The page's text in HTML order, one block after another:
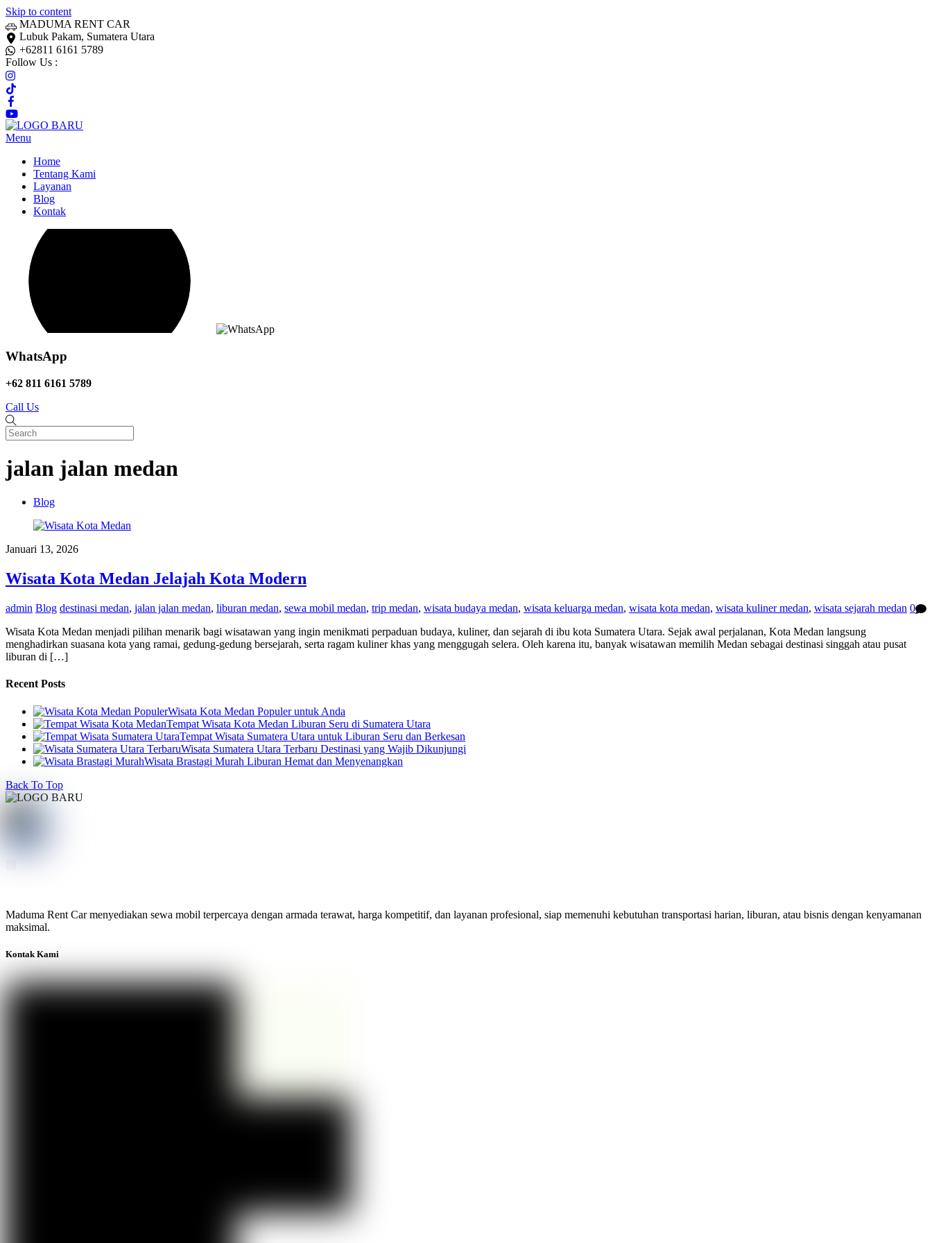
Skip to content
MADUMA RENT CAR
Lubuk Pakam, Sumatera Utara
+62811 6161 5789
Follow Us :
Menu
Home
Tentang Kami
Layanan
Blog
Kontak
WhatsApp
+62 811 6161 5789
Call Us
jalan jalan medan
Blog
Januari 13, 2026
Wisata Kota Medan Jelajah Kota Modern
admin Blog destinasi medan, jalan jalan medan, liburan medan, sewa mobil medan, trip medan, wisata budaya medan, wisata keluarga medan, wisata kota medan, wisata kuliner medan, wisata sejarah medan 0
Wisata Kota Medan menjadi pilihan menarik bagi wisatawan yang ingin menikmati perpaduan budaya, kuliner, dan sejarah di ibu kota Sumatera Utara. Sejak awal perjalanan, Kota Medan langsung
menghadirkan suasana kota yang ramai, gedung-gedung bersejarah, serta ragam kuliner khas yang menggugah selera. Oleh karena itu, banyak wisatawan memilih Medan sebagai destinasi singgah atau pusat
liburan di […]
Recent Posts
Wisata Kota Medan Populer untuk Anda
Tempat Wisata Kota Medan Liburan Seru di Sumatera Utara
Tempat Wisata Sumatera Utara untuk Liburan Seru dan Berkesan
Wisata Sumatera Utara Terbaru Destinasi yang Wajib Dikunjungi
Wisata Brastagi Murah Liburan Hemat dan Menyenangkan
Back To Top
Maduma Rent Car menyediakan sewa mobil terpercaya dengan armada terawat, harga kompetitif, dan layanan profesional, siap memenuhi kebutuhan transportasi harian, liburan, atau bisnis dengan kenyamanan
maksimal.
Kontak Kami